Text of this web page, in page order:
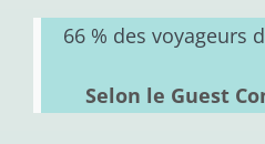
66 % des voyageurs
Selon le Guest